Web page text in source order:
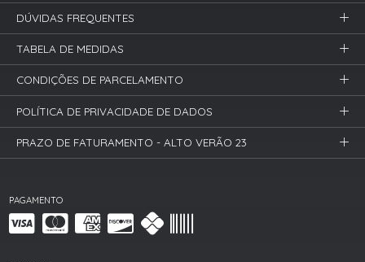
PAGAMENTO
DÚVIDAS FREQUENTES
TABELA DE MEDIDAS
CONDIÇÕES DE PARCELAMENTO
POLÍTICA DE PRIVACIDADE DE DADOS
PRAZO DE FATURAMENTO - ALTO VERÃO 23